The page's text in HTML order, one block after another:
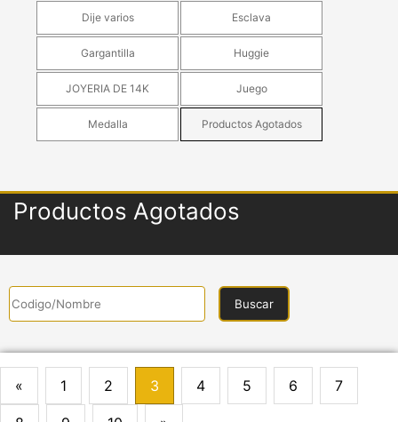
Dije varios Esclava
Gargantilla Huggie
JOYERIA DE 14K Juego
Medalla Productos Agotados
Productos Agotados
Buscar
« 1 2 3 4 5 6 7